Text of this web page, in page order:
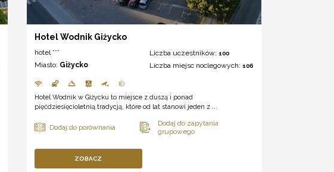
Hotel Wodnik Giżycko
hotel ***
Miasto: Giżycko
Liczba uczestników: 100
Liczba miejsc noclegowych: 106
Hotel Wodnik w Giżycku to miejsce z duszą i ponad
pięćdziesięcioletnią tradycją, które od lat stanowi jeden z ...
ZOBACZ